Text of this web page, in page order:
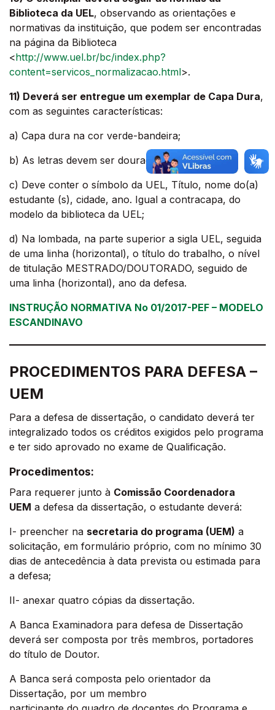
Biblioteca da UEL, observando as orientações e
normativas da instituição, que podem ser encontradas
na página da Biblioteca
<http://www.uel.br/bc/index.php?
content=servicos_normalizacao.html>.
11) Deverá ser entregue um exemplar de Capa Dura,
com as seguintes características:
a) Capa dura na cor verde-bandeira;
b) As letras devem ser douradas;
c) Deve conter o símbolo da UEL, Título, nome do(a)
estudante (s), cidade, ano. Igual a contracapa, do
modelo da biblioteca da UEL;
d) Na lombada, na parte superior a sigla UEL, seguida
de uma linha (horizontal), o título do trabalho, o nível
de titulação MESTRADO/DOUTORADO, seguido de
uma linha (horizontal), ano da defesa.
INSTRUÇÃO NORMATIVA No 01/2017-PEF – MODELO
ESCANDINAVO
PROCEDIMENTOS PARA DEFESA –
UEM
Para a defesa de dissertação, o candidato deverá ter
integralizado todos os créditos exigidos pelo programa
e ter sido aprovado no exame de Qualificação.
Procedimentos:
Para requerer junto à Comissão Coordenadora
UEM a defesa da dissertação, o estudante deverá:
I- preencher na secretaria do programa (UEM) a
solicitação, em formulário próprio, com no mínimo 30
dias de antecedência à data prevista ou estimada para
a defesa;
II- anexar quatro cópias da dissertação.
A Banca Examinadora para defesa de Dissertação
deverá ser composta por três membros, portadores
do título de Doutor.
A Banca será composta pelo orientador da
Dissertação, por um membro